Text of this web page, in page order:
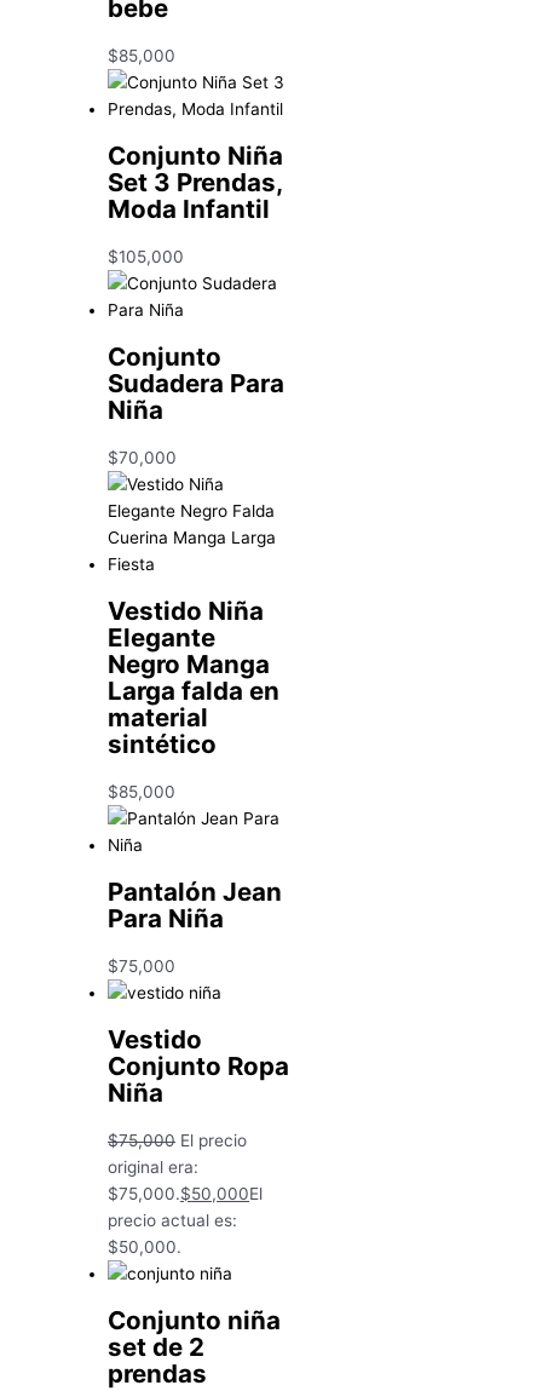
bebe
$85,000
Conjunto Niña
Set 3 Prendas,
Moda Infantil
$105,000
Conjunto
Sudadera Para
Niña
$70,000
Vestido Niña
Elegante
Negro Manga
Larga falda en
material
sintético
$85,000
Pantalón Jean
Para Niña
$75,000
Vestido
Conjunto Ropa
Niña
$75,000 El precio
original era:
$75,000.$50,000El
precio actual es:
$50,000.
Conjunto niña
set de 2
prendas